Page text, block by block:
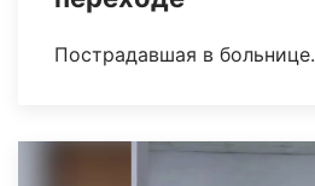
Пострадавшая в больнице.